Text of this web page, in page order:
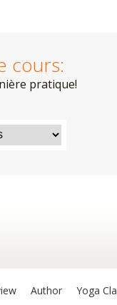
cours:
pratique!
Author Yoga